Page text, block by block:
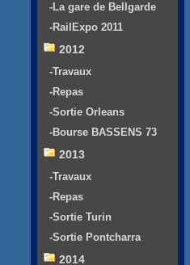
-La gare de Bellgarde
-RailExpo 2011
2012
-Travaux
-Repas
-Sortie Orleans
-Bourse BASSENS 73
2013
-Travaux
-Repas
-Sortie Turin
-Sortie Pontcharra
2014